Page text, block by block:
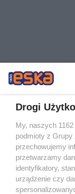
Żaden utwór
rozpowszechniany
tym także
eksploatacji w
Internecie bez
wykorzystanie
tzn. bez właściwej
ścigane prawnie.
Drogi
My, naszych
podmioty z
przechowujemy
przetwarzamy
identyfikatory,
urządzenie czy